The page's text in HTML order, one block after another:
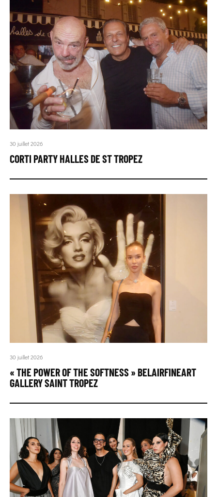
30 juillet 2026
CORTI PARTY HALLES DE ST TROPEZ
30 juillet 2026
« THE POWER OF THE SOFTNESS » BELAIRFINEART
GALLERY SAINT TROPEZ